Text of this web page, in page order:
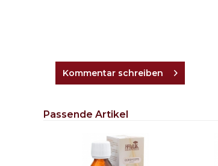
Kommentar schreiben
Passende Artikel